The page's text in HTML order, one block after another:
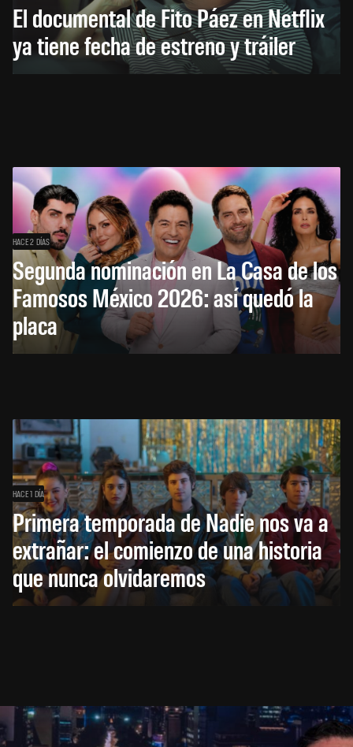
El documental de Fito Páez en Netflix
ya tiene fecha de estreno y tráiler
HACE 2 DÍAS
Segunda nominación en La Casa de los
Famosos México 2026: así quedó la
placa
HACE 1 DÍA
Primera temporada de Nadie nos va a
extrañar: el comienzo de una historia
que nunca olvidaremos